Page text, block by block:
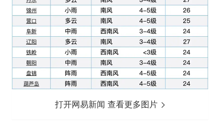
打开网易新闻 查看更多图片